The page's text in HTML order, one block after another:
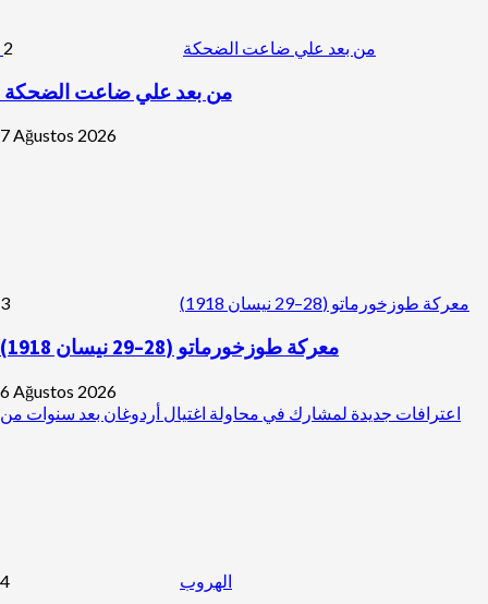
من بعد علي ضاعت الضحكة 2
من بعد علي ضاعت الضحكة
7 Ağustos 2026
معركة طوزخورماتو (28–29 نيسان 1918) 3
معركة طوزخورماتو (28–29 نيسان 1918)
6 Ağustos 2026
اعترافات جديدة لمشارك في محاولة اغتيال أردوغان بعد سنوات من
الهروب 4